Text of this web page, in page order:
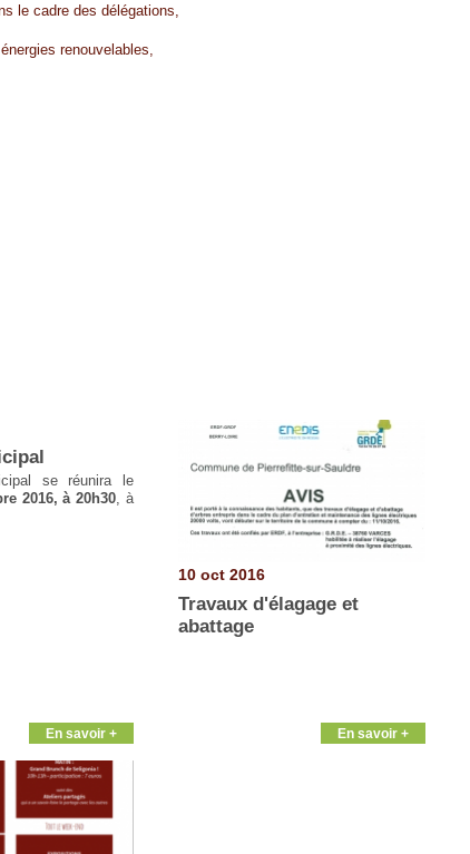
le cadre des délégations,
renouvelables,
se réunira le
2016, à 20h30, à
En savoir +
10 oct 2016
Travaux d'élagage et
abattage
En savoir +